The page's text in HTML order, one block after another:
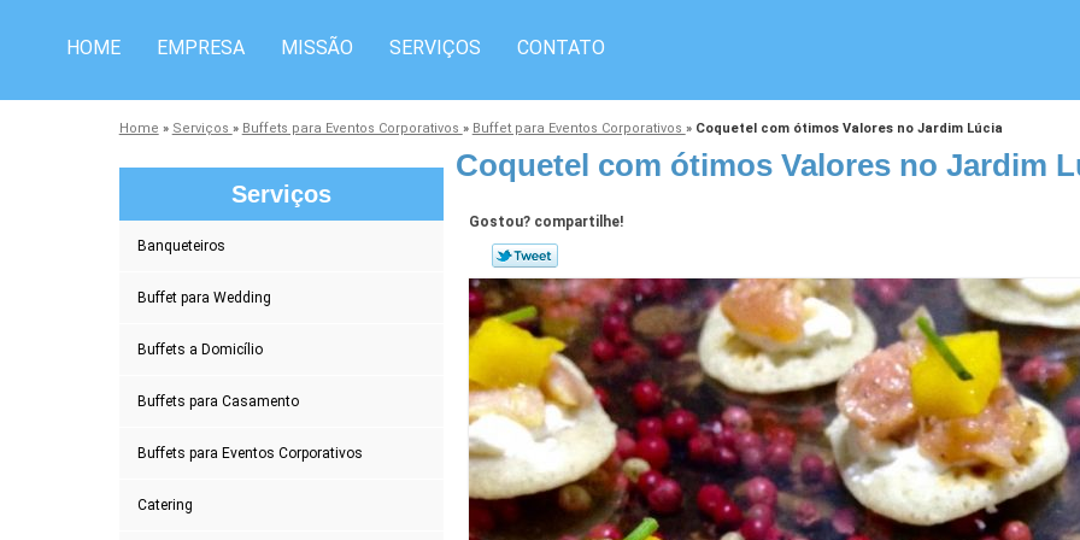
HOME EMPRESA MISSÃO SERVIÇOS CONTATO
Home » Serviços » Buffets para Eventos Corporativos » Buffet para Eventos Corporativos » Coquetel com ótimos Valores no Jardim Lúcia
Serviços
Banqueteiros
Buffet para Wedding
Buffets a Domicílio
Buffets para Casamento
Buffets para Eventos Corporativos
Catering
Coquetel com ótimos Valores no Jardim
Gostou? compartilhe!